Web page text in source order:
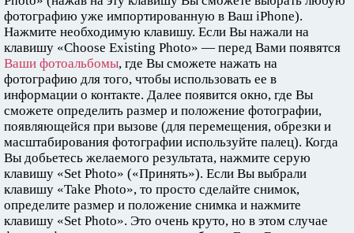
фотографию уже импортированную в Ваш iPhone).
Нажмите необходимую клавишу. Если Вы нажали на
клавишу «Choose Existing Photo» — перед Вами появятся
Ваши фотоальбомы, где Вы сможете нажать на
фотографию для того, чтобы использовать ее в
информации о контакте. Далее появится окно, где Вы
сможете определить размер и положение фотографии,
появляющейся при вызове (для перемещения, обрезки и
масштабирования фотографии используйте палец). Когда
Вы добьетесь желаемого результата, нажмите серую
клавишу «Set Photo» («Принять»). Если Вы выбрали
клавишу «Take Photo», то просто сделайте снимок,
определите размер и положение снимка и нажмите
клавишу «Set Photo». Это очень круто, но в этом случае